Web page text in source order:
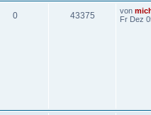
0 43375 von
Fr Dez